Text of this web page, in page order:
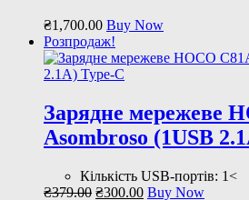
₴1,700.00 Buy Now
Розпродаж!
Зарядне мережеве
Asombroso (1USB
Кількість USB-портів: 1<
₴379.00 Оригінальна
₴300.00Поточна
Buy Now